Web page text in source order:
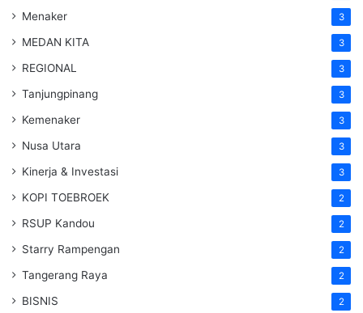
Menaker 3
MEDAN KITA 3
REGIONAL 3
Tanjungpinang 3
Kemenaker 3
Nusa Utara 3
Kinerja & Investasi 3
KOPI TOEBROEK 2
RSUP Kandou 2
Starry Rampengan 2
Tangerang Raya 2
BISNIS 2